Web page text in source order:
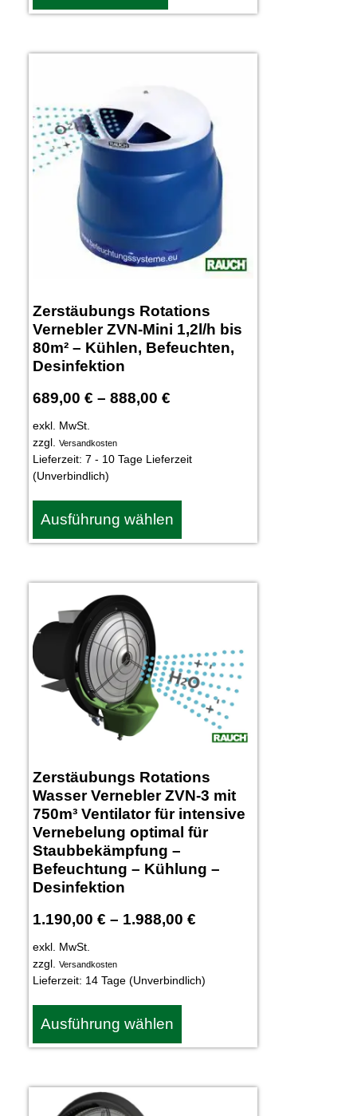
Zerstäubungs Rotations
Vernebler ZVN-Mini 1,2l/h bis
80m² – Kühlen, Befeuchten,
Desinfektion
689,00 € – 888,00 €
exkl. MwSt.
zzgl.
Versandkosten
Lieferzeit: 7 - 10 Tage Lieferzeit
(Unverbindlich)
Ausführung wählen
Zerstäubungs Rotations
Wasser Vernebler ZVN-3 mit
750m³ Ventilator für intensive
Vernebelung optimal für
Staubbekämpfung –
Befeuchtung – Kühlung –
Desinfektion
1.190,00 € – 1.988,00 €
exkl. MwSt.
zzgl.
Versandkosten
Lieferzeit: 14 Tage (Unverbindlich)
Ausführung wählen